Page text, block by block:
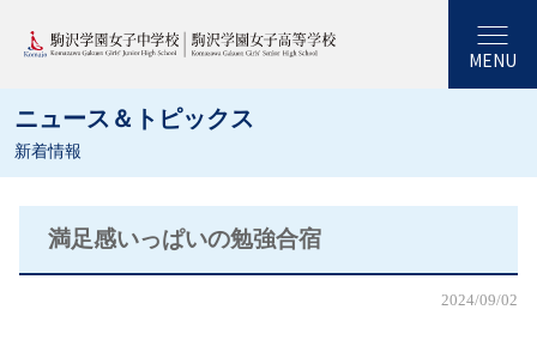
MENU
ニュース＆トピックス
新着情報
満足感いっぱいの勉強合宿
2024/09/02